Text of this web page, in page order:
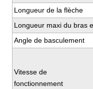
Longueur de la flèche
Longueur maxi du bras
Angle de basculement
Vitesse de
fonctionnement